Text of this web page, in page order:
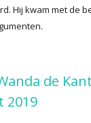
Hij kwam met de
de
2019